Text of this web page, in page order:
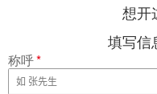
想开
填写信
称呼*